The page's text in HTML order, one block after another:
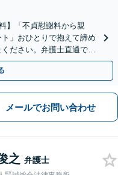
】「不貞慰謝料から親
」おひとりで抱えて諦め
ださい。弁護士直通でお
可能です。
メールでお問い合わせ
之 弁護士